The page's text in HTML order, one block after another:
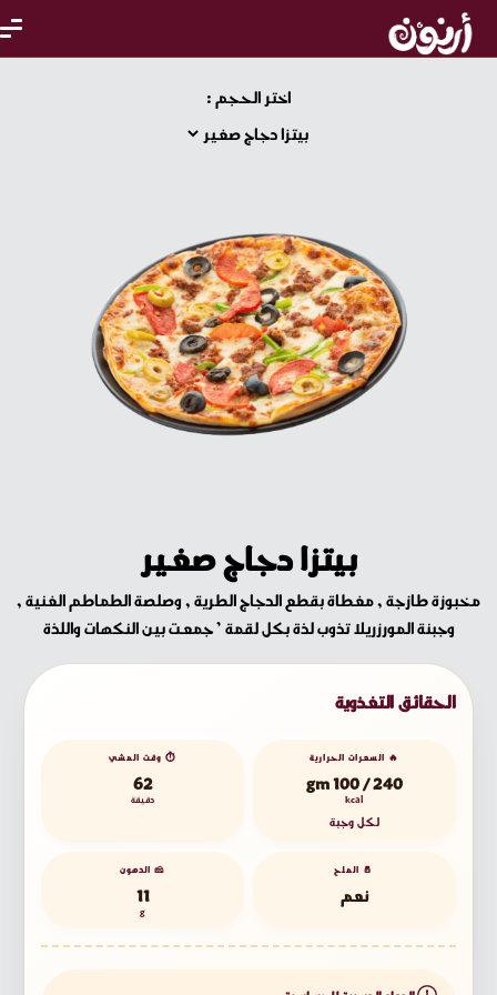
اختر الحجم :
بيتزا دجاج صغير
مخبوزة طازجة , مغطاة بقطع الدجاج الطرية , وصلصة الطماطم الغنية ,
وجبنة المورزريلا تذوب لذة بكل لقمة ’ جمعت بين النكهات واللذة
الحقائق التغذوية
🔥 السعرات الحرارية
240 / 100 gm
kcal
لكل وجبة
⏱️ وقت المشي
62
دقيقة
🧂 الملح
نعم
🧀 الدهون
11
g